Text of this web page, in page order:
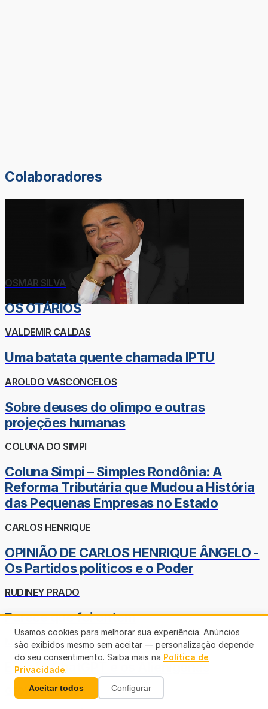
Colaboradores
OSMAR SILVA
OS OTÁRIOS
VALDEMIR CALDAS
Uma batata quente chamada IPTU
AROLDO VASCONCELOS
Sobre deuses do olimpo e outras
projeções humanas
COLUNA DO SIMPI
Coluna Simpi – Simples Rondônia: A
Reforma Tributária que Mudou a História
das Pequenas Empresas no Estado
CARLOS HENRIQUE
OPINIÃO DE CARLOS HENRIQUE ÂNGELO -
Os Partidos políticos e o Poder
RUDINEY PRADO
Parece que foi ontem
MARCO ANCONI
Eu, a IA ChatGPT e os Alienígenas
GEOVANI BERNO
Usamos cookies para melhorar sua experiência. Anúncios
são exibidos mesmo sem aceitar — personalização depende
do seu consentimento. Saiba mais na Política de
Privacidade.
Aceitar todos Configurar